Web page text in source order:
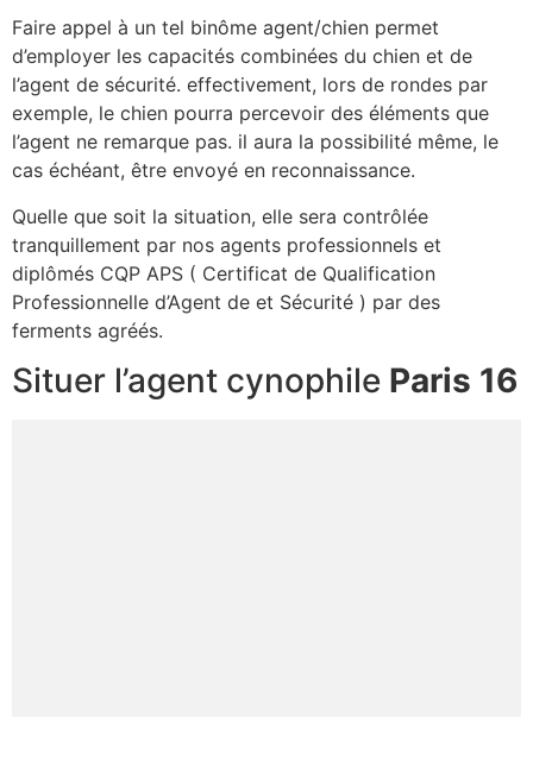
Faire appel à un tel binôme agent/chien permet
d’employer les capacités combinées du chien et de
l’agent de sécurité. effectivement, lors de rondes par
exemple, le chien pourra percevoir des éléments que
l’agent ne remarque pas. il aura la possibilité même, le
cas échéant, être envoyé en reconnaissance.
Quelle que soit la situation, elle sera contrôlée
tranquillement par nos agents professionnels et
diplômés CQP APS ( Certificat de Qualification
Professionnelle d’Agent de et Sécurité ) par des
ferments agréés.
Situer l’agent cynophile Paris 16